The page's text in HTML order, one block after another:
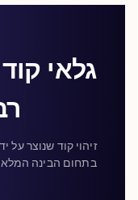
גלאי
זיהוי קוד שנוצר על
בתחום הבינה